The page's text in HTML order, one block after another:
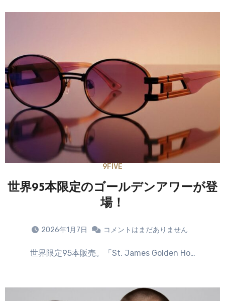
9FIVE
世界95本限定のゴールデンアワーが登
場！
2026年1月7日 コメントはまだありません
世界限定95本販売。「St. James Golden Ho…